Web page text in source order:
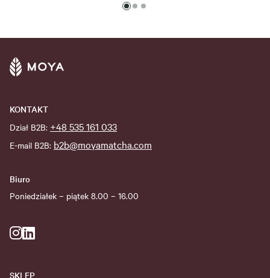
KONTAKT
Dział B2B: +48 535 161 033
E-mail B2B: b2b@moyamatcha.com
Biuro
Poniedziałek – piątek 8.00 – 16.00
SKLEP